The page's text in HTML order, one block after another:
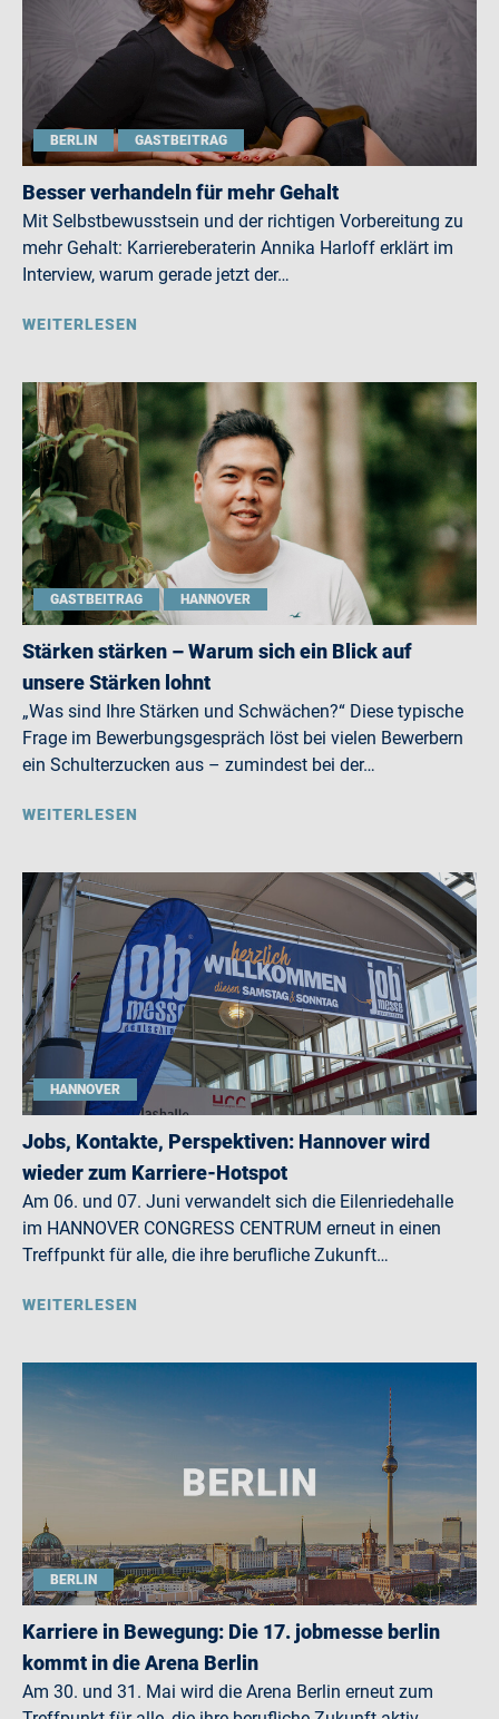
BERLIN GASTBEITRAG
Besser verhandeln für mehr Gehalt
Mit Selbstbewusstsein und der richtigen Vorbereitung zu
mehr Gehalt: Karriereberaterin Annika Harloff erklärt im
Interview, warum gerade jetzt der…
WEITERLESEN
GASTBEITRAG HANNOVER
Stärken stärken – Warum sich ein Blick auf
unsere Stärken lohnt
„Was sind Ihre Stärken und Schwächen?“ Diese typische
Frage im Bewerbungsgespräch löst bei vielen Bewerbern
ein Schulterzucken aus – zumindest bei der…
WEITERLESEN
HANNOVER
Jobs, Kontakte, Perspektiven: Hannover wird
wieder zum Karriere-Hotspot
Am 06. und 07. Juni verwandelt sich die Eilenriedehalle
im HANNOVER CONGRESS CENTRUM erneut in einen
Treffpunkt für alle, die ihre berufliche Zukunft…
WEITERLESEN
BERLIN
Karriere in Bewegung: Die 17. jobmesse berlin
kommt in die Arena Berlin
Am 30. und 31. Mai wird die Arena Berlin erneut zum